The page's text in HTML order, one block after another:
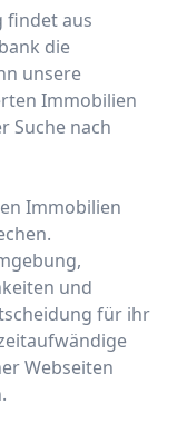
findet aus
die
unsere
Immobilien
Suche nach
Immobilien
und
für ihr
Webseiten